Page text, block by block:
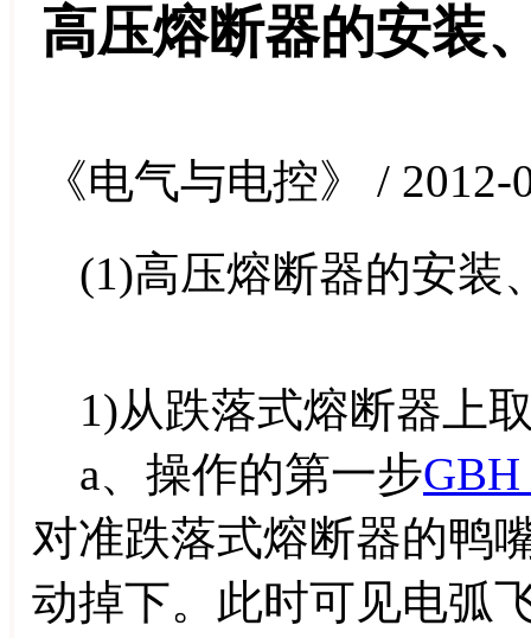
高压熔断器的安装
《电气与电控》 / 2012-
(1)高压熔断器的安装
1)从跌落式熔断器上
a、操作的第一步GBH
对准跌落式熔断器的鸭
动掉下。此时可见电弧